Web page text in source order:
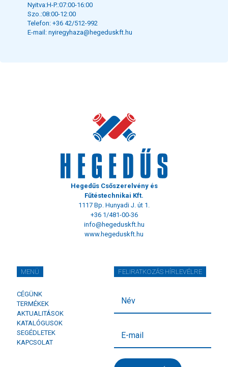
Nyitva:H-P.:07:00-16:00
Szo.:08:00-12:00
Telefon: +36 42/512-992
E-mail:nyiregyhaza@hegeduskft.hu
Hegedűs Csőszerelvény és
Fűtéstechnikai Kft.
1117 Bp. Hunyadi J. út 1.
+36 1/481-00-36
info@hegeduskft.hu
www.hegeduskft.hu
FELIRATKOZÁS HÍRLEVÉLRE
MENÜ
CÉGÜNK
TERMÉKEK
AKTUALITÁSOK
KATALÓGUSOK
SEGÉDLETEK
KAPCSOLAT